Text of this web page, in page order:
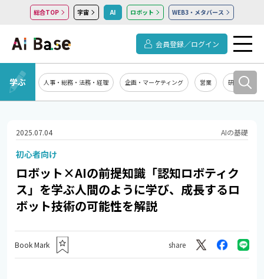
総合TOP 宇宙 AI ロボット WEB3・メタバース
会員登録／ログイン
学ぶ 人事・総務・法務・経理 企画・マーケティング 営業 研究開発
2025.07.04 AIの基礎
初心者向け
ロボット×AIの前提知識「認知ロボティク
ス」を学ぶ――人間のように学び、成長するロ
ボット技術の可能性を解説
Book Mark share